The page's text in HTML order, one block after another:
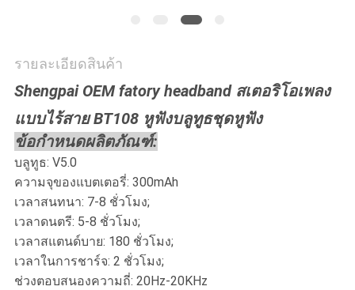
รายละเอียดสินค้า
Shengpai OEM fatory headband สเตอริโอเพลง
แบบไร้สาย BT108 หูฟังบลูทูธชุดหูฟัง
ข้อกำหนดผลิตภัณฑ์:
บลูทูธ: V5.0
ความจุของแบตเตอรี่: 300mAh
เวลาสนทนา: 7-8 ชั่วโมง;
เวลาดนตรี: 5-8 ชั่วโมง;
เวลาสแตนด์บาย: 180 ชั่วโมง;
เวลาในการชาร์จ: 2 ชั่วโมง;
ช่วงตอบสนองความถี่: 20Hz-20KHz